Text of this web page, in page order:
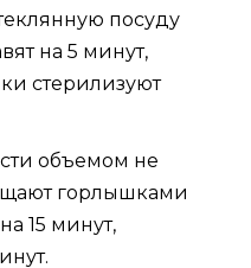
посуду
на 5 минут,
стерилизуют
объемом не
горлышками
15 минут,